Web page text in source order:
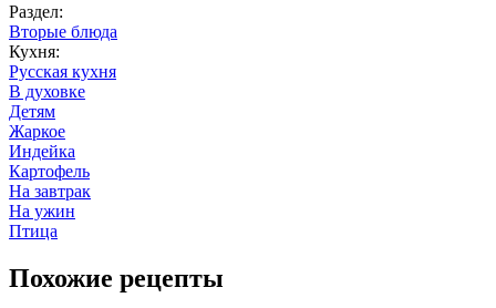
Раздел:
Вторые блюда
Кухня:
Русская кухня
В духовке
Детям
Жаркое
Индейка
Картофель
На завтрак
На ужин
Птица
Похожие рецепты